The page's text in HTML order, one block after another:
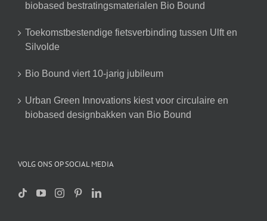
biobased bestratingsmaterialen Bio Bound
Toekomstbestendige fietsverbinding tussen Ulft en
Silvolde
Bio Bound viert 10-jarig jubileum
Urban Green Innovations kiest voor circulaire en
biobased designbakken van Bio Bound
VOLG ONS OP SOCIAL MEDIA